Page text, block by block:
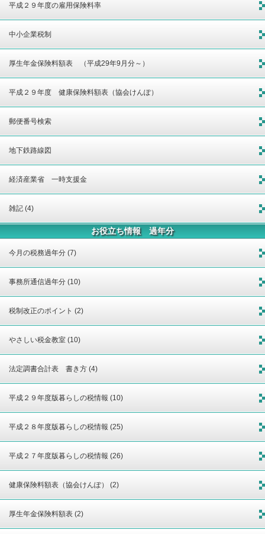
平成２９年度の雇用保険料率
中小企業税制
厚生年金保険料額表 （平成29年9月分～）
平成２９年度 健康保険料額表（協会けんぽ）
郵便番号検索
地下鉄路線図
経済産業省 一時支援金
雑記 (4)
お役立ち情報 過年分
今月の税務過年分 (7)
事務所通信過年分 (10)
税制改正のポイント (2)
やさしい税金教室 (10)
法定調書合計表 書き方 (4)
平成２９年度版暮らしの税情報 (10)
平成２８年度版暮らしの税情報 (25)
平成２７年度版暮らしの税情報 (26)
健康保険料額表（協会けんぽ） (2)
厚生年金保険料額表 (2)